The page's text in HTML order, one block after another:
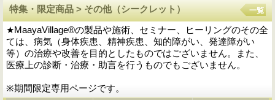
特集・限定商品 > その他（シークレット）
★MaayaVillage®の製品や施術、セミナー、ヒーリングのその全
ては、病気（身体疾患、精神疾患、知的障がい、発達障がい
等）の治療や改善を目的としたものではございません。また、
医療上の診断・治療・助言を行うものでもございません。
※期間限定専用ページです。
一覧